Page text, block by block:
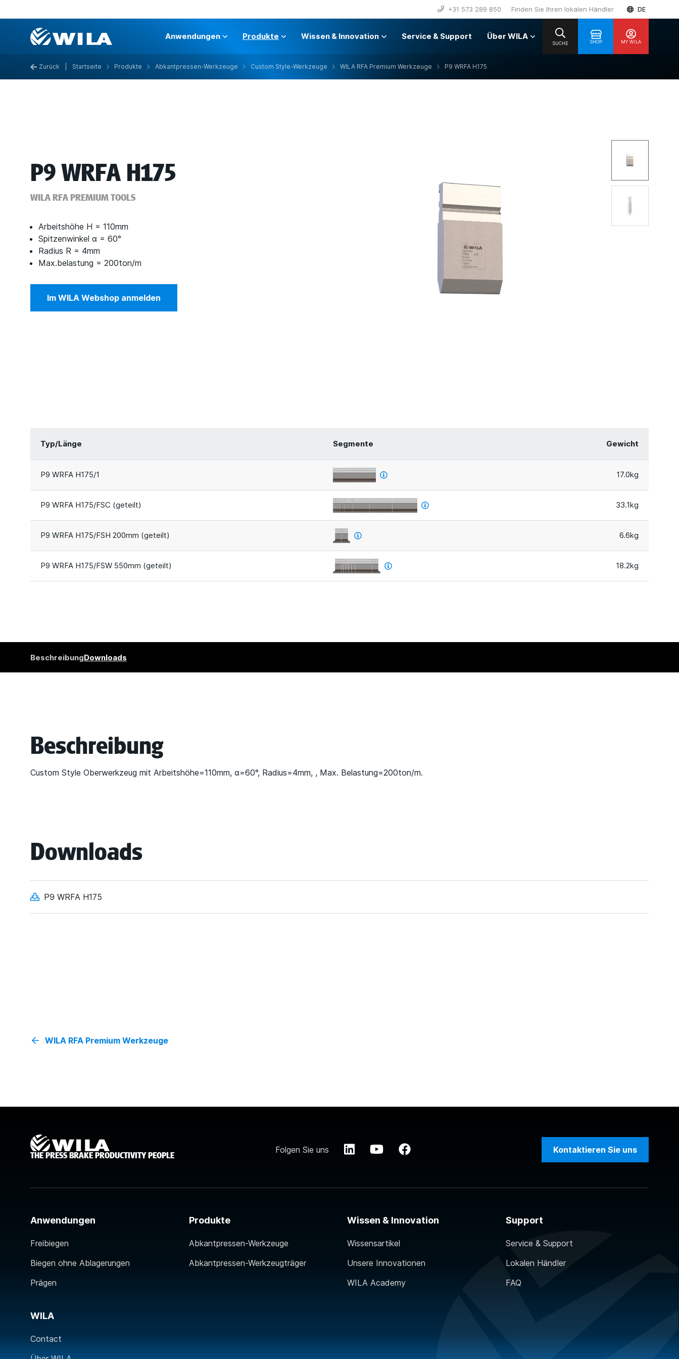
+31 573 289 850 Finden Sie Ihren lokalen Händler DE
Anwendungen Produkte Wissen & Innovation Service & Support Über WILA
SHOP MY WILA
SUCHE
Zurück Startseite Produkte Abkantpressen-Werkzeuge Custom Style-Werkzeuge WILA RFA Premium Werkzeuge P9 WRFA H175
P9 WRFA H175
WILA RFA PREMIUM TOOLS
Arbeitshöhe H = 110mm
Spitzenwinkel α = 60°
Radius R = 4mm
Max.belastung = 200ton/m
Im WILA Webshop anmelden
Typ/Länge Segmente Gewicht
P9 WRFA H175/1 17.0kg
P9 WRFA H175/FSC (geteilt) 33.1kg
P9 WRFA H175/FSH 200mm (geteilt) 6.6kg
P9 WRFA H175/FSW 550mm (geteilt) 18.2kg
BeschreibungDownloads
Beschreibung
Custom Style Oberwerkzeug mit Arbeitshöhe=110mm, α=60°, Radius=4mm, , Max. Belastung=200ton/m.
Downloads
P9 WRFA H175
WILA RFA Premium Werkzeuge
THE PRESS BRAKE PRODUCTIVITY PEOPLE
Folgen Sie uns Kontaktieren Sie uns
Anwendungen
Freibiegen
Biegen ohne Ablagerungen
Prägen
Produkte
Abkantpressen-Werkzeuge
Abkantpressen-Werkzeugträger
Wissen & Innovation
Wissensartikel
Unsere Innovationen
WILA Academy
Support
Service & Support
Lokalen Händler
FAQ
WILA
Contact